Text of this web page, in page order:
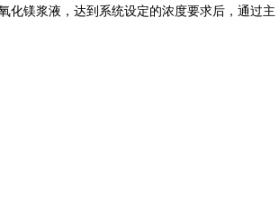
化镁浆液，达到系统设定的浓度要求后，通过主